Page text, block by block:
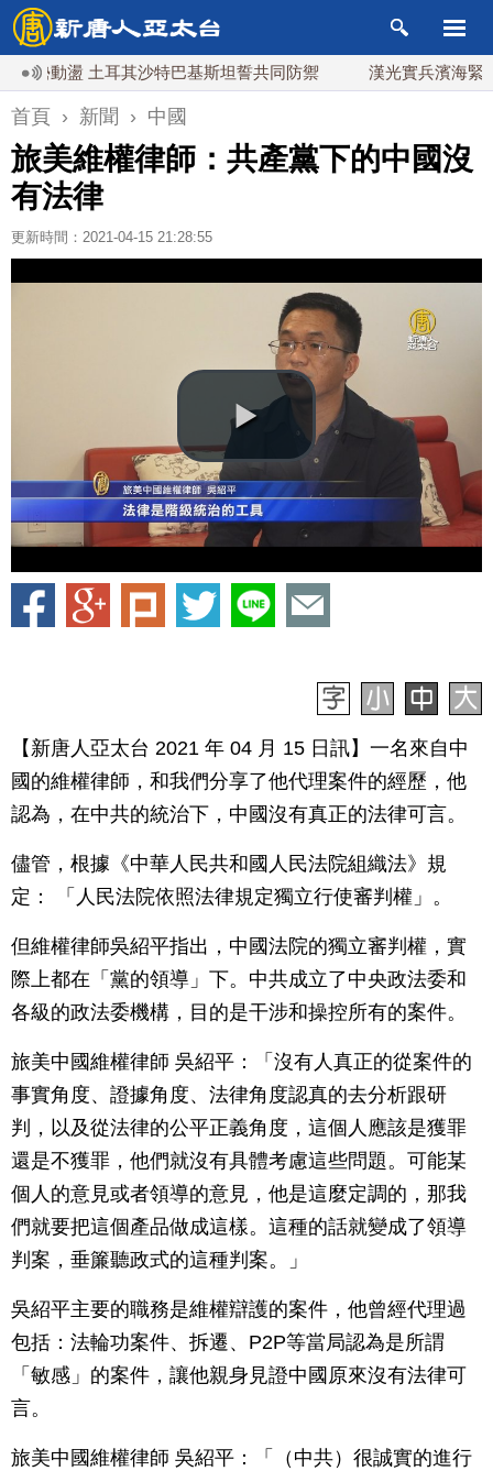
盪 土耳其沙特巴基斯坦誓共同防禦 漢光實兵濱海緊急出
首頁 › 新聞 › 中國
旅美維權律師：共產黨下的中國沒
有法律
更新時間：2021-04-15 21:28:55
【新唐人亞太台 2021 年 04 月 15 日訊】一名來自中
國的維權律師，和我們分享了他代理案件的經歷，他
認為，在中共的統治下，中國沒有真正的法律可言。
儘管，根據《中華人民共和國人民法院組織法》規
定： 「人民法院依照法律規定獨立行使審判權」。
但維權律師吳紹平指出，中國法院的獨立審判權，實
際上都在「黨的領導」下。中共成立了中央政法委和
各級的政法委機構，目的是干涉和操控所有的案件。
旅美中國維權律師 吳紹平：「沒有人真正的從案件的
事實角度、證據角度、法律角度認真的去分析跟研
判，以及從法律的公平正義角度，這個人應該是獲罪
還是不獲罪，他們就沒有具體考慮這些問題。可能某
個人的意見或者領導的意見，他是這麼定調的，那我
們就要把這個產品做成這樣。這種的話就變成了領導
判案，垂簾聽政式的這種判案。」
吳紹平主要的職務是維權辯護的案件，他曾經代理過
包括：法輪功案件、拆遷、P2P等當局認為是所謂
「敏感」的案件，讓他親身見證中國原來沒有法律可
言。
旅美中國維權律師 吳紹平：「（中共）很誠實的進行